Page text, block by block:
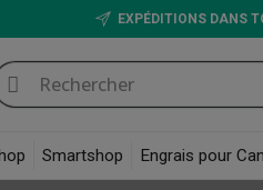
EXPÉDITIONS DANS
Smartshop Engrais pour